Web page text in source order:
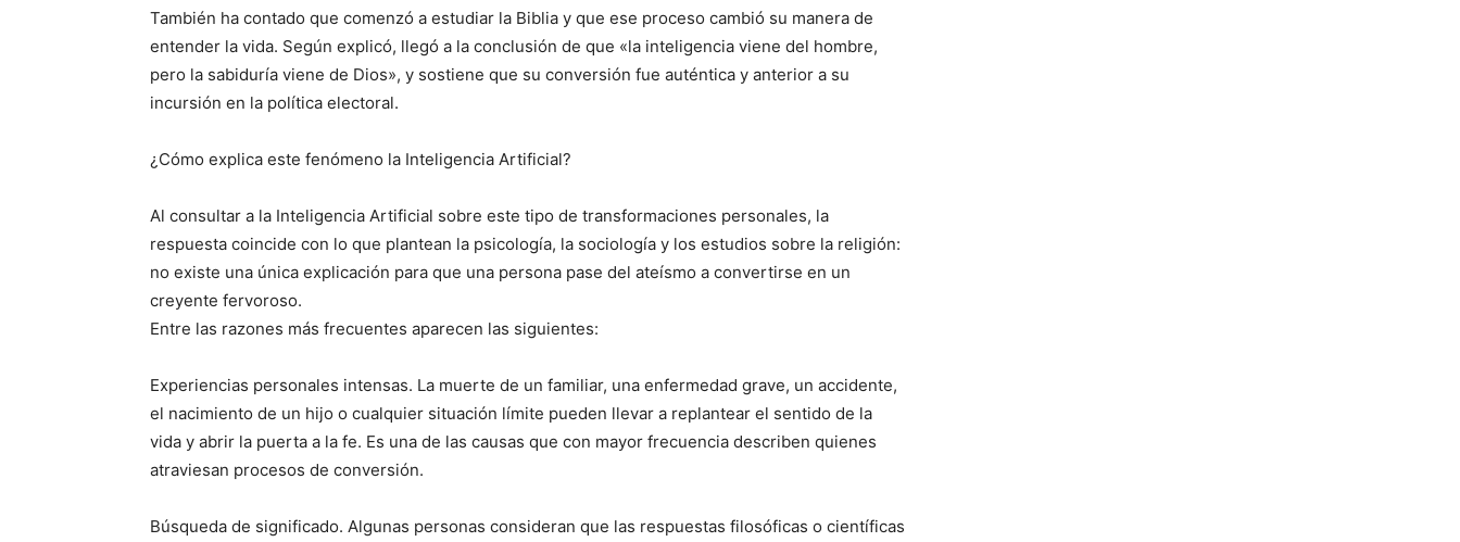
También ha contado que comenzó a estudiar la Biblia y que ese proceso cambió su manera de
entender la vida. Según explicó, llegó a la conclusión de que «la inteligencia viene del hombre,
pero la sabiduría viene de Dios», y sostiene que su conversión fue auténtica y anterior a su
incursión en la política electoral.
¿Cómo explica este fenómeno la Inteligencia Artificial?
Al consultar a la Inteligencia Artificial sobre este tipo de transformaciones personales, la
respuesta coincide con lo que plantean la psicología, la sociología y los estudios sobre la religión:
no existe una única explicación para que una persona pase del ateísmo a convertirse en un
creyente fervoroso.
Entre las razones más frecuentes aparecen las siguientes:
Experiencias personales intensas. La muerte de un familiar, una enfermedad grave, un accidente,
el nacimiento de un hijo o cualquier situación límite pueden llevar a replantear el sentido de la
vida y abrir la puerta a la fe. Es una de las causas que con mayor frecuencia describen quienes
atraviesan procesos de conversión.
Búsqueda de significado. Algunas personas consideran que las respuestas filosóficas o científicas